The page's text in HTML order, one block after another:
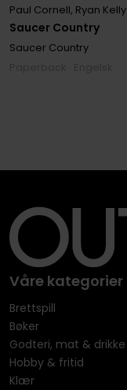
Saucer Country
Paul Cornell, Ryan Kelly
Saucer Country
Våre kategorier
Brettspill
Bøker
Godteri, mat & drikke
Hobby & fritid
Klær